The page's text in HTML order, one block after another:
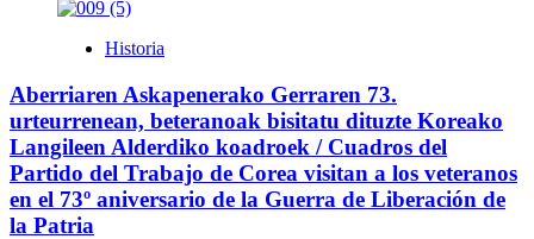
Historia
Aberriaren Askapenerako Gerraren 73.
urteurrenean, beteranoak bisitatu dituzte Koreako
Langileen Alderdiko koadroek / Cuadros del
Partido del Trabajo de Corea visitan a los veteranos
en el 73º aniversario de la Guerra de Liberación de
la Patria